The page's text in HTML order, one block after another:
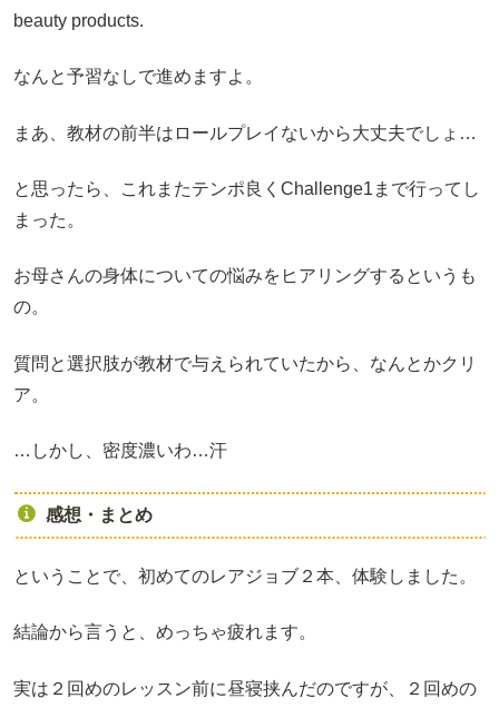
beauty products.
なんと予習なしで進めますよ。
まあ、教材の前半はロールプレイないから大丈夫でしょ…
と思ったら、これまたテンポ良くChallenge1まで行ってし
まった。
お母さんの身体についての悩みをヒアリングするというも
の。
質問と選択肢が教材で与えられていたから、なんとかクリ
ア。
…しかし、密度濃いわ…汗
感想・まとめ
ということで、初めてのレアジョブ２本、体験しました。
結論から言うと、めっちゃ疲れます。
実は２回めのレッスン前に昼寝挟んだのですが、２回めの